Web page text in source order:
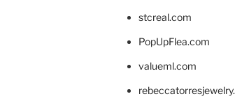
stcreal.com
PopUpFlea.com
valueml.com